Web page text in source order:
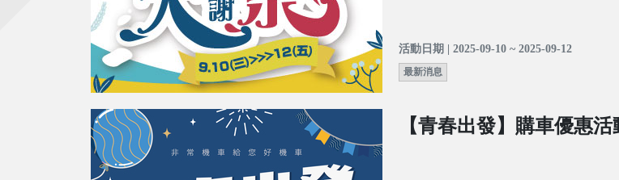
活動日期 | 2025-09-10 ~ 2025-09-12
最新消息
【青春出發】購車優惠活